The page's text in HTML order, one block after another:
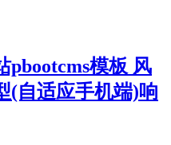
pbootcms模板 风
(自适应手机端)响